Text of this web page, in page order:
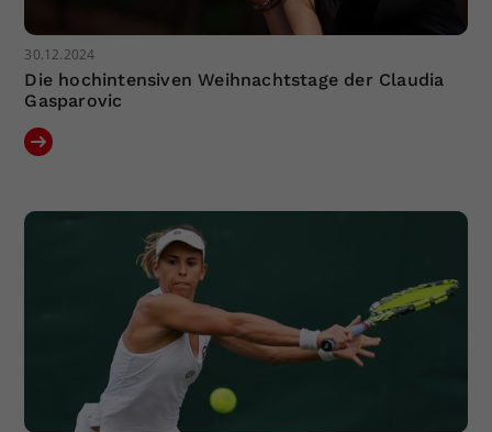
30.12.2024
Die hochintensiven Weihnachtstage der Claudia
Gasparovic